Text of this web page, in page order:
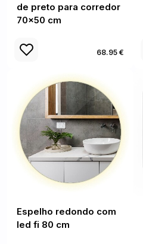
de preto para corredor
70x50 cm
68.95 €
Espelho redondo com
led fi 80 cm